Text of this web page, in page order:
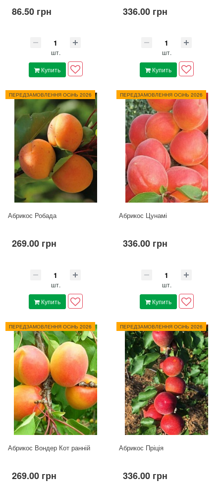
86.50 грн
шт.
Купить
336.00 грн
шт.
Купить
ПЕРЕДЗАМОВЛЕННЯ ОСіНЬ 2026
Абрикос Робада
269.00 грн
шт.
Купить
ПЕРЕДЗАМОВЛЕННЯ ОСіНЬ 2026
Абрикос Цунамі
336.00 грн
шт.
Купить
ПЕРЕДЗАМОВЛЕННЯ ОСіНЬ 2026
Абрикос Вондер Кот ранній
269.00 грн
ПЕРЕДЗАМОВЛЕННЯ ОСіНЬ 2026
Абрикос Пріція
336.00 грн